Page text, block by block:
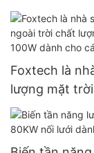
Foxtech là
lượng mặt
suất 30W,
dự án của